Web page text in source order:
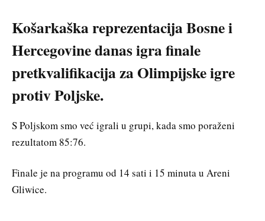
Košarkaška reprezentacija Bosne i
Hercegovine danas igra finale
pretkvalifikacija za Olimpijske igre
protiv Poljske.
S Poljskom smo već igrali u grupi, kada smo poraženi
rezultatom 85:76.
Finale je na programu od 14 sati i 15 minuta u Areni
Gliwice.